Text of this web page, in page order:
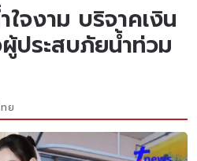
จงาม บริจาคเงิน
ประสบภัยน้ำท่วม
ย